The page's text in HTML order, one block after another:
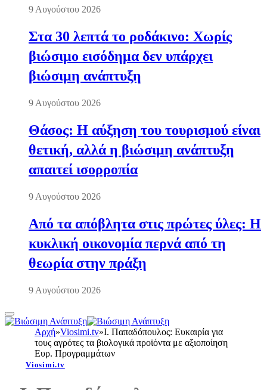
9 Αυγούστου 2026
Στα 30 λεπτά το ροδάκινο: Χωρίς
βιώσιμο εισόδημα δεν υπάρχει
βιώσιμη ανάπτυξη
9 Αυγούστου 2026
Θάσος: Η αύξηση του τουρισμού είναι
θετική, αλλά η βιώσιμη ανάπτυξη
απαιτεί ισορροπία
9 Αυγούστου 2026
Από τα απόβλητα στις πρώτες ύλες: Η
κυκλική οικονομία περνά από τη
θεωρία στην πράξη
9 Αυγούστου 2026
Αρχή»Viosimi.tv»Ι. Παπαδόπουλος: Ευκαιρία για
τους αγρότες τα βιολογικά προϊόντα με αξιοποίηση
Ευρ. Προγραμμάτων
Viosimi.tv